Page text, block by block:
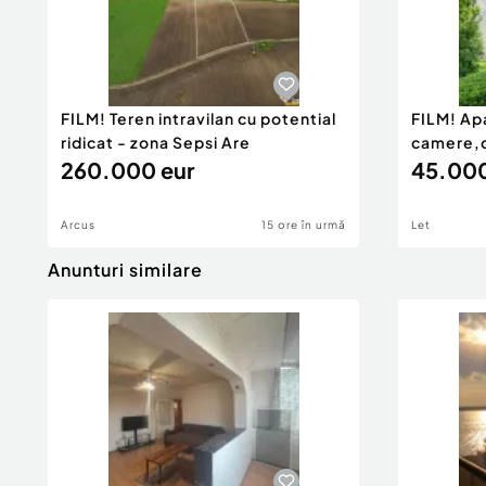
Tip imobil:Bloc de apartamente
Număr Băi:
Comision cumpărător:
FILM! Teren intravilan cu potential
ridicat - zona Sepsi Are
260.000 eur
Arcus 15 ore în urmă
FILM!
Let
Anunturi similare